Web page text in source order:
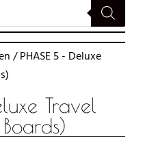
/ PHASE 5 - Deluxe
Travel